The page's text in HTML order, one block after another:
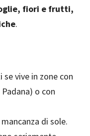
fiori e frutti,
.
vive in zone con
o con
di sole.